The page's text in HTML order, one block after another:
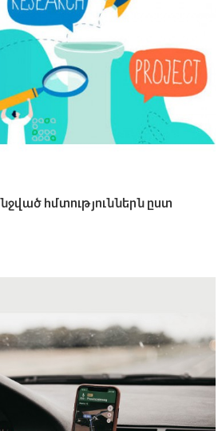
հմտություններն ըստ